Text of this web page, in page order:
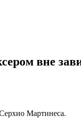
вне
Мартинеса.